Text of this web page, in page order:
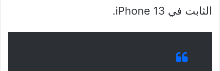
الثابت في iPhone 13.